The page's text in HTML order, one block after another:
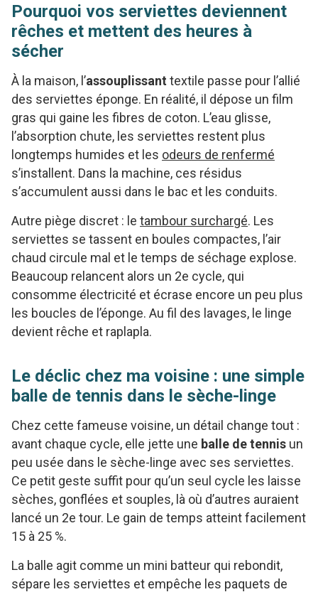
Pourquoi vos serviettes deviennent
rêches et mettent des heures à
sécher
À la maison, l’assouplissant textile passe pour l’allié
des serviettes éponge. En réalité, il dépose un film
gras qui gaine les fibres de coton. L’eau glisse,
l’absorption chute, les serviettes restent plus
longtemps humides et les odeurs de renfermé
s’installent. Dans la machine, ces résidus
s’accumulent aussi dans le bac et les conduits.
Autre piège discret : le tambour surchargé. Les
serviettes se tassent en boules compactes, l’air
chaud circule mal et le temps de séchage explose.
Beaucoup relancent alors un 2e cycle, qui
consomme électricité et écrase encore un peu plus
les boucles de l’éponge. Au fil des lavages, le linge
devient rêche et raplapla.
Le déclic chez ma voisine : une simple
balle de tennis dans le sèche-linge
Chez cette fameuse voisine, un détail change tout :
avant chaque cycle, elle jette une balle de tennis un
peu usée dans le sèche-linge avec ses serviettes.
Ce petit geste suffit pour qu’un seul cycle les laisse
sèches, gonflées et souples, là où d’autres auraient
lancé un 2e tour. Le gain de temps atteint facilement
15 à 25 %.
La balle agit comme un mini batteur qui rebondit,
sépare les serviettes et empêche les paquets de